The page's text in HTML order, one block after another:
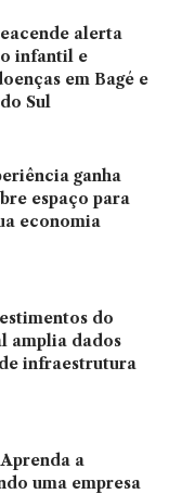
alerta
infantil e
em Bagé e
Sul
ganha
espaço para
economia
do
amplia dados
infraestrutura
a
uma empresa